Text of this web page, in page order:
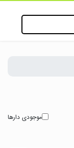
موجودی دارها